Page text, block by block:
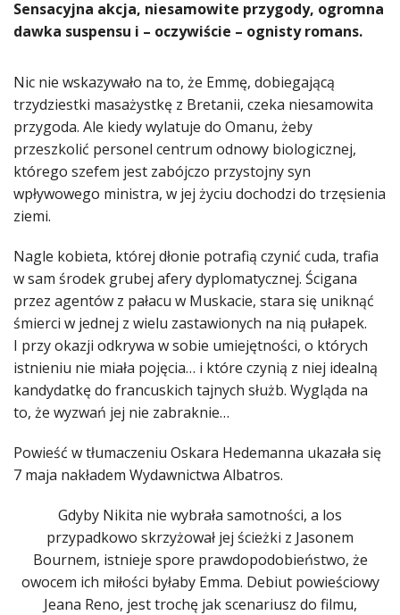
​Sensacyjna akcja, niesamowite przygody, ogromna
dawka suspensu i – oczywiście – ognisty romans.
Nic nie wskazywało na to, że Emmę, dobiegającą
trzydziestki masażystkę z Bretanii, czeka niesamowita
przygoda. Ale kiedy wylatuje do Omanu, żeby
przeszkolić personel centrum odnowy biologicznej,
którego szefem jest zabójczo przystojny syn
wpływowego ministra, w jej życiu dochodzi do trzęsienia
ziemi.
Nagle kobieta, której dłonie potrafią czynić cuda, trafia
w sam środek grubej afery dyplomatycznej. Ścigana
przez agentów z pałacu w Muskacie, stara się uniknąć
śmierci w jednej z wielu zastawionych na nią pułapek.
I przy okazji odkrywa w sobie umiejętności, o których
istnieniu nie miała pojęcia… i które czynią z niej idealną
kandydatkę do francuskich tajnych służb. Wygląda na
to, że wyzwań jej nie zabraknie…
Powieść w tłumaczeniu Oskara Hedemanna ukazała się
7 maja nakładem Wydawnictwa Albatros.
Gdyby Nikita nie wybrała samotności, a los
przypadkowo skrzyżował jej ścieżki z Jasonem
Bournem, istnieje spore prawdopodobieństwo, że
owocem ich miłości byłaby Emma. Debiut powieściowy
Jeana Reno, jest trochę jak scenariusz do filmu,